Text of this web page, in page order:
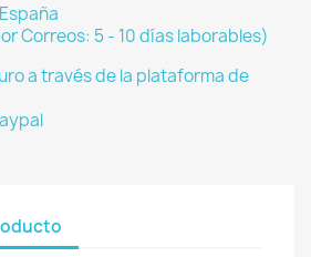
Correos: 5 - 10 días laborables)
a través de la plataforma de